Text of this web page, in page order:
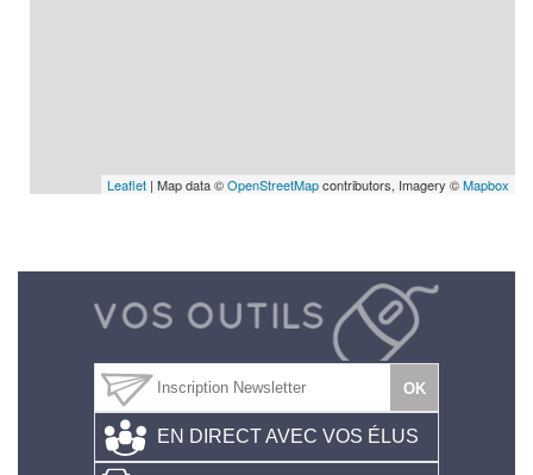
Leaflet | Map data ©OpenStreetMapcontributors, Imagery ©Mapbox
EN DIRECT AVEC VOS ÉLUS